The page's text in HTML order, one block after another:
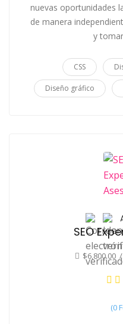
nuevas oportunidades
de manera
y
CSS
Diseño gráfico
SEO
$6,800.00
(0